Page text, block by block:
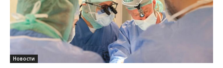
Новости